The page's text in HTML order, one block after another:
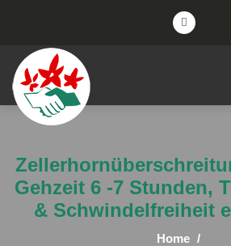
Gehzeit 6 -7 Stunden,
& Schwindelfreiheit
Home